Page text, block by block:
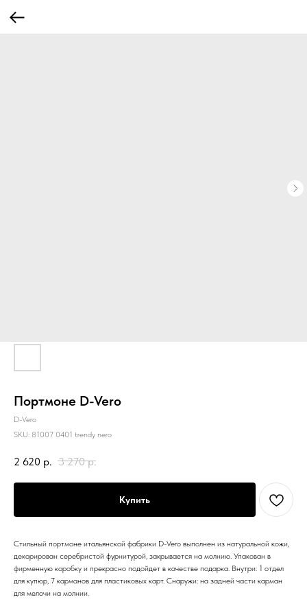
Портмоне D-Vero
D-Vero
SKU: 81007 0401 trendy nero
2 620 р. 3 270 р.
Купить
Стильный портмоне итальянской фабрики D-Vero выполнен из натуральной кожи,
декорирован серебристой фурнитурой, закрывается на молнию. Упакован в
фирменную коробку и прекрасно подойдет в качестве подарка. Внутри: 1 отдел
для купюр, 7 карманов для пластиковых карт. Снаружи: на задней части карман
для мелочи на молнии.